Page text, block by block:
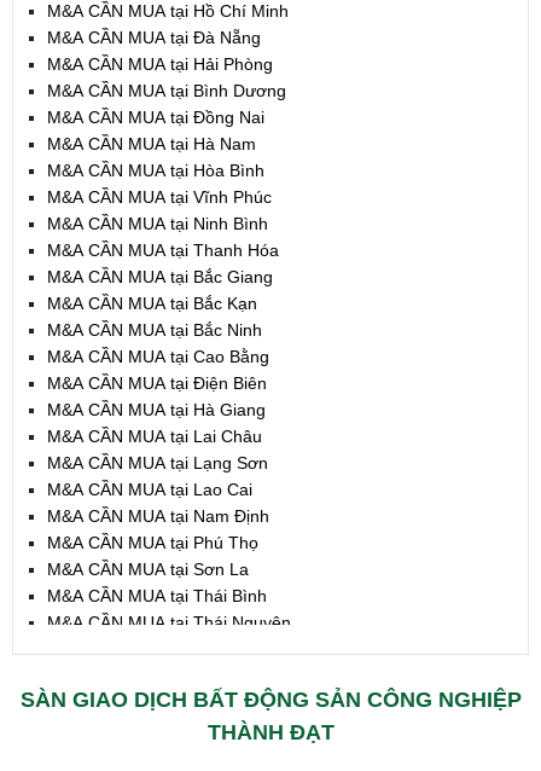
M&A CẦN MUA tại Hồ Chí Minh
M&A CẦN MUA tại Đà Nẵng
M&A CẦN MUA tại Hải Phòng
M&A CẦN MUA tại Bình Dương
M&A CẦN MUA tại Đồng Nai
M&A CẦN MUA tại Hà Nam
M&A CẦN MUA tại Hòa Bình
M&A CẦN MUA tại Vĩnh Phúc
M&A CẦN MUA tại Ninh Bình
M&A CẦN MUA tại Thanh Hóa
M&A CẦN MUA tại Bắc Giang
M&A CẦN MUA tại Bắc Kạn
M&A CẦN MUA tại Bắc Ninh
M&A CẦN MUA tại Cao Bằng
M&A CẦN MUA tại Điện Biên
M&A CẦN MUA tại Hà Giang
M&A CẦN MUA tại Lai Châu
M&A CẦN MUA tại Lạng Sơn
M&A CẦN MUA tại Lao Cai
M&A CẦN MUA tại Nam Định
M&A CẦN MUA tại Phú Thọ
M&A CẦN MUA tại Sơn La
M&A CẦN MUA tại Thái Bình
M&A CẦN MUA tại Thái Nguyên
M&A CẦN MUA tại Thừa T. Huế
M&A CẦN MUA tại Khánh Hoà
SÀN GIAO DỊCH BẤT ĐỘNG SẢN CÔNG NGHIỆP
THÀNH ĐẠT